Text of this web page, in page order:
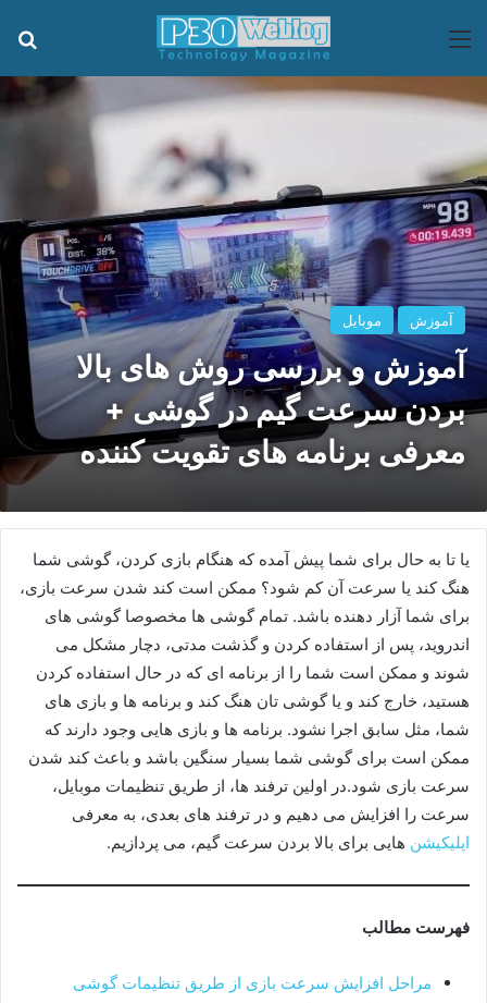
منو
آموزش موبایل
آموزش و بررسی روش های بالا
بردن سرعت گیم در گوشی +
معرفی برنامه های تقویت کننده
یا تا به حال برای شما پیش آمده که هنگام بازی کردن، گوشی شما
هنگ کند یا سرعت آن کم شود؟ ممکن است کند شدن سرعت بازی،
برای شما آزار دهنده باشد. تمام گوشی ها مخصوصا گوشی های
اندروید، پس از استفاده کردن و گذشت مدتی، دچار مشکل می
شوند و ممکن است شما را از برنامه ای که در حال استفاده کردن
هستید، خارج کند و یا گوشی تان هنگ کند و برنامه ها و بازی های
شما، مثل سابق اجرا نشود. برنامه ها و بازی هایی وجود دارند که
ممکن است برای گوشی شما بسیار سنگین باشد و باعث کند شدن
سرعت بازی شود.در اولین ترفند ها، از طریق تنظیمات موبایل،
سرعت را افزایش می دهیم و در ترفند های بعدی، به معرفی
اپلیکیشن هایی برای بالا بردن سرعت گیم، می پردازیم.
فهرست مطالب
مراحل افزایش سرعت بازی از طریق تنظیمات گوشی